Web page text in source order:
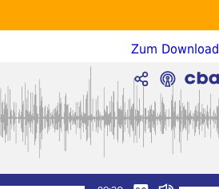
Zum Download